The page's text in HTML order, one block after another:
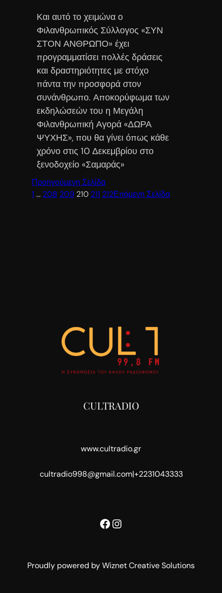
Και αυτό το χειμώνα ο
Φιλανθρωπικός Σύλλογος «ΣΥΝ
ΣΤΟΝ ΑΝΘΡΩΠΟ» έχει
προγραμματίσει πολλές δράσεις
και δραστηριότητες με στόχο
πάντα την προσφορά στον
συνάνθρωπο. Αποκορύφωμα των
εκδηλώσεών του η Μεγάλη
Φιλανθρωπική Αγορά «ΔΩΡΑ
ΨΥΧΗΣ», που θα γίνει όπως κάθε
χρόνο στις 10 Δεκεμβρίου στο
ξενοδοχείο «Σαμαράς»
Προηγούμενη Σελίδα
1 … 208 209 210 211 212Επόμενη Σελίδα
CULTRADIO
www.cultradio.gr
cultradio998@gmail.com|+2231043333
Facebook
Instagram
Proudly powered by Wiznet Creative Solutions